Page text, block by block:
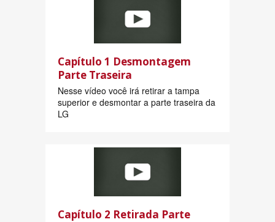
Capítulo 1 Desmontagem
Parte Traseira
Nesse vídeo você irá retirar a tampa
superior e desmontar a parte traseira da
LG
Capítulo 2 Retirada Parte